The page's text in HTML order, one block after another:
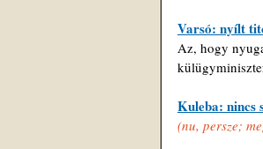
Varsó: nyílt
Az, hogy
Kuleba: nincs
(nu, persze;